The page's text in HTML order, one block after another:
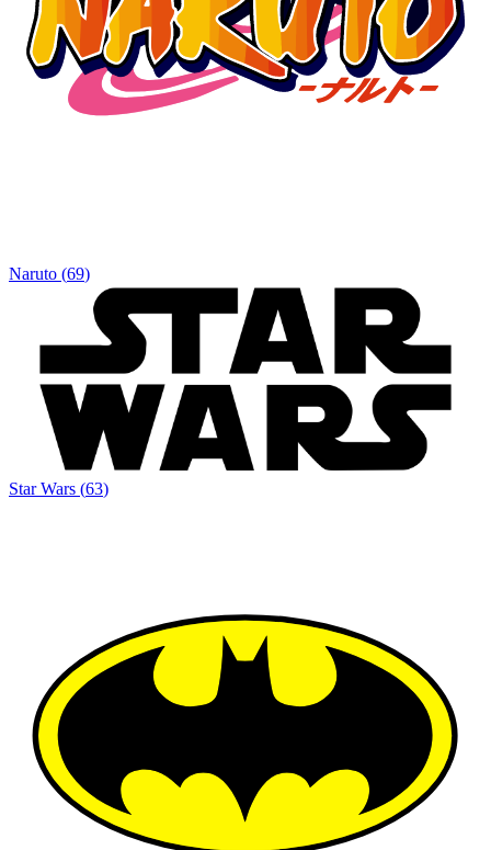
Naruto (69)
Star Wars (63)